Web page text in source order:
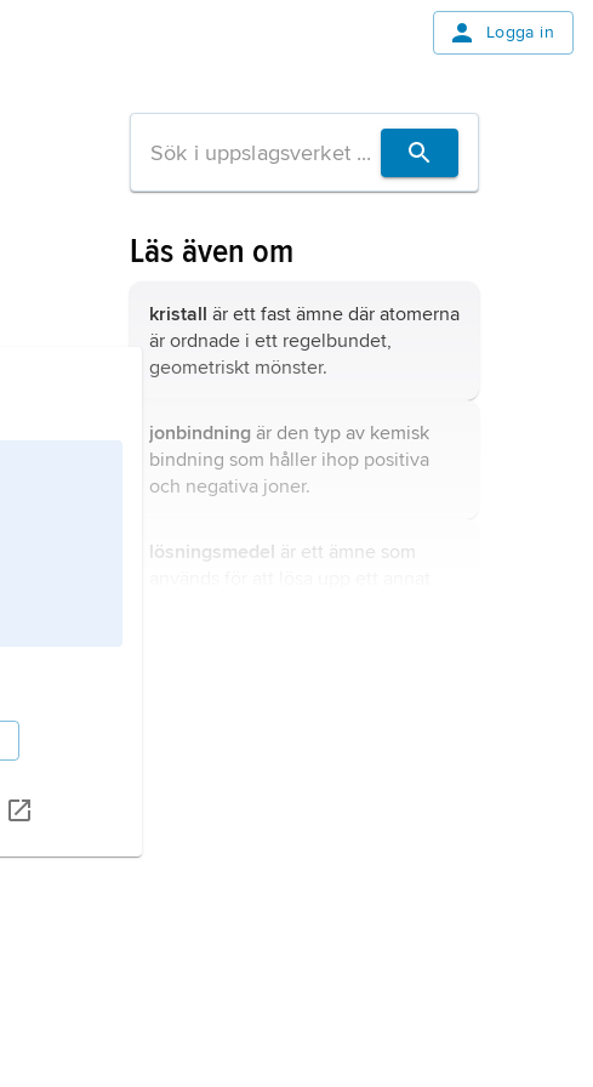
Logga in
Läs även om
kristall är ett fast ämne där atomerna
är ordnade i ett regelbundet,
geometriskt mönster.
jonbindning är den typ av kemisk
bindning som håller ihop positiva
och negativa joner.
lösningsmedel är ett ämne som